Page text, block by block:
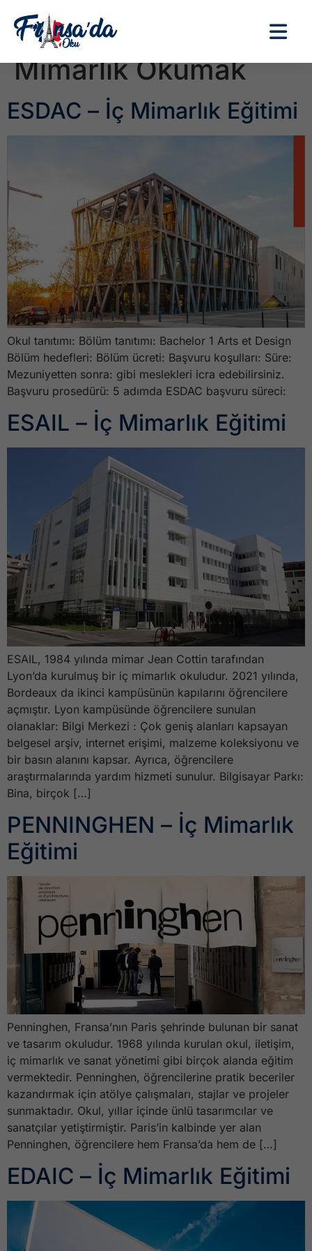
Etiket:Fransa’da İç
Mimarlık Okumak
ESDAC – İç Mimarlık Eğitimi
Okul tanıtımı: Bölüm tanıtımı: Bachelor 1 Arts et Design
Bölüm hedefleri: Bölüm ücreti: Başvuru koşulları: Süre:
Mezuniyetten sonra: gibi meslekleri icra edebilirsiniz.
Başvuru prosedürü: 5 adımda ESDAC başvuru süreci:
ESAIL – İç Mimarlık Eğitimi
ESAIL, 1984 yılında mimar Jean Cottin tarafından
Lyon’da kurulmuş bir iç mimarlık okuludur. 2021 yılında,
Bordeaux da ikinci kampüsünün kapılarını öğrencilere
açmıştır. Lyon kampüsünde öğrencilere sunulan
olanaklar: Bilgi Merkezi : Çok geniş alanları kapsayan
belgesel arşiv, internet erişimi, malzeme koleksiyonu ve
bir basın alanını kapsar. Ayrıca, öğrencilere
araştırmalarında yardım hizmeti sunulur. Bilgisayar Parkı:
Bina, birçok […]
PENNINGHEN – İç Mimarlık
Eğitimi
Penninghen, Fransa’nın Paris şehrinde bulunan bir sanat
ve tasarım okuludur. 1968 yılında kurulan okul, iletişim,
iç mimarlık ve sanat yönetimi gibi birçok alanda eğitim
vermektedir. Penninghen, öğrencilerine pratik beceriler
kazandırmak için atölye çalışmaları, stajlar ve projeler
sunmaktadır. Okul, yıllar içinde ünlü tasarımcılar ve
sanatçılar yetiştirmiştir. Paris’in kalbinde yer alan
Penninghen, öğrencilere hem Fransa’da hem de […]
EDAIC – İç Mimarlık Eğitimi